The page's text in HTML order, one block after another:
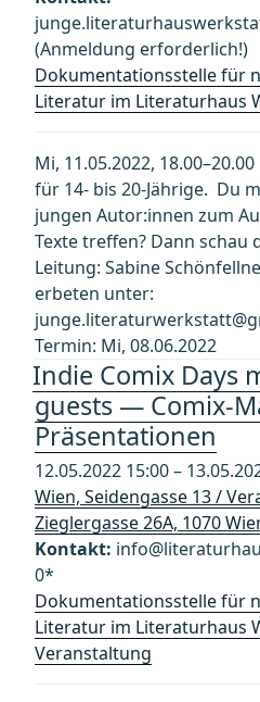
(Anmeldung erforderlich!)
Dokumentationsstelle für
Literatur im Literaturhaus
Mi, 11.05.2022,
für 14- bis 20-Jährige. Du
jungen Autor:innen zum
Texte treffen? Dann schau
Leitung: Sabine
erbeten unter:
Termin: Mi, 08.06.2022
Indie Comix Days
guests — Comix-
Präsentationen
12.05.2022 15:00 –
Wien, Seidengasse 13 /
Zieglergasse 26A, 1070
Kontakt:
0*
Dokumentationsstelle für
Literatur im Literaturhaus
Veranstaltung